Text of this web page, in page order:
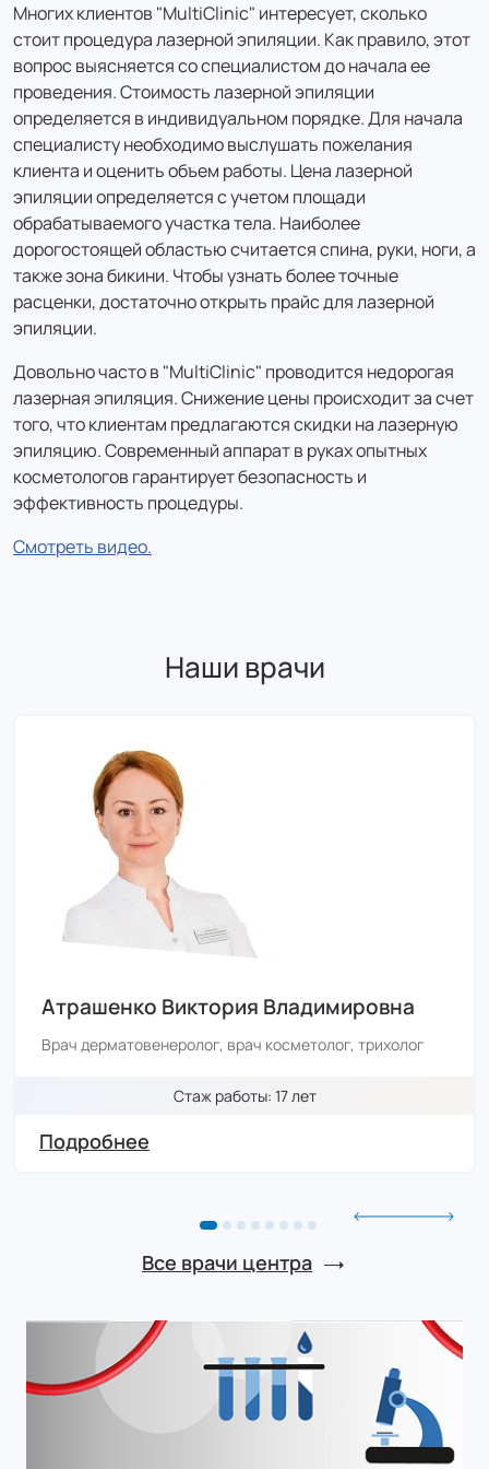
Лазерная эпиляция: Верхняя губа - женщины (20
минут)
1 044 ₽
цена с налоговым вычетом
Лазерная эпиляция: Верхняя губа - мужчины (20
минут)
1 500 ₽
1 305 ₽
цена с налоговым вычетом
Лазерная эпиляция: Голени (с коленями) -
женщины (30 минут)
3 400 ₽
цена с налоговым вычетом
Лазерная эпиляция: Голени (с коленями) -
цена с налоговым вычетом
Лазерная эпиляция: Живот - женщины
Лазерная эпиляция: Живот - мужчины
2 400 ₽
цена с налоговым вычетом
Лазерная эпиляция: Кисти - мужчины (20 минут)
850 ₽
740 ₽
цена с налоговым вычетом
Многих клиентов "MultiClinic" интересует, сколько
стоит процедура лазерной эпиляции. Как правило, этот
вопрос выясняется со специалистом до начала ее
проведения. Стоимость лазерной эпиляции
определяется в индивидуальном порядке. Для начала
специалисту необходимо выслушать пожелания
клиента и оценить объем работы. Цена лазерной
эпиляции определяется с учетом площади
обрабатываемого участка тела. Наиболее
дорогостоящей областью считается спина, руки, ноги, а
также зона бикини. Чтобы узнать более точные
расценки, достаточно открыть прайс для лазерной
эпиляции.
Довольно часто в "MultiClinic" проводится недорогая
лазерная эпиляция. Снижение цены происходит за счет
того, что клиентам предлагаются скидки на лазерную
эпиляцию. Современный аппарат в руках опытных
косметологов гарантирует безопасность и
эффективность процедуры.
Смотреть видео.
Наши врачи
Атрашенко Виктория Владимировна
Врач дерматовенеролог, врач косметолог, трихолог
Стаж работы: 17 лет
Подробнее
Все врачи центра